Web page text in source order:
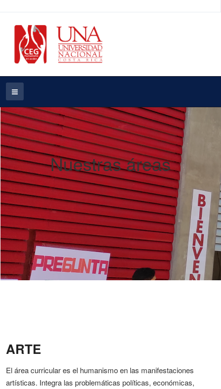
Nuestras áreas
ARTE
El área curricular es el humanismo en las manifestaciones
artísticas. Integra las problemáticas políticas, económicas,